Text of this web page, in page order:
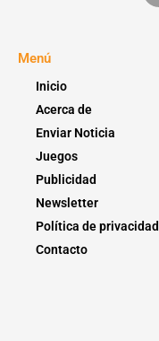
Menú
Inicio
Acerca de
Enviar Noticia
Juegos
Publicidad
Newsletter
Política de privacidad
Contacto